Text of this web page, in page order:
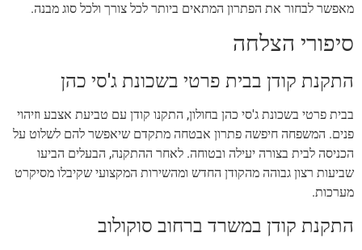
מאפשר לבחור את הפתרון המתאים ביותר לכל צורך ולכל סוג מבנה.
סיפורי הצלחה
התקנת קודן בבית פרטי בשכונת ג'סי כהן
בבית פרטי בשכונת ג'סי כהן בחולון, התקנו קודן עם טביעת אצבע וזיהוי
פנים. המשפחה חיפשה פתרון אבטחה מתקדם שיאפשר להם לשלוט על
הכניסה לבית בצורה יעילה ובטוחה. לאחר ההתקנה, הבעלים הביעו
שביעות רצון גבוהה מהקודן החדש ומהשירות המקצועי שקיבלו מסיקרט
מערכות.
התקנת קודן במשרד ברחוב סוקולוב